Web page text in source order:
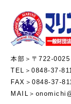
本部＞〒722-
TEL＞0848-37-
FAX＞0848-37-
MAIL＞